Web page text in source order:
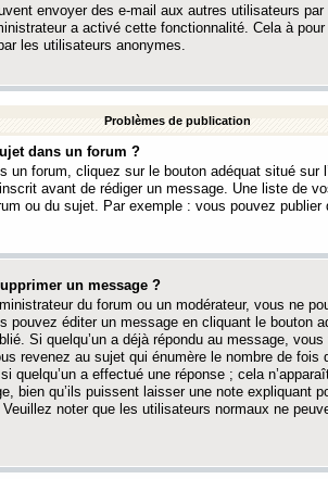
envoyer des e-mail aux autres utilisateurs par
a activé cette fonctionnalité. Cela à
les utilisateurs anonymes.
Problèmes de publication
dans un forum ?
un forum, cliquez sur le bouton adéquat situé sur
avant de rédiger un message. Une liste de
ou du sujet. Par exemple : vous pouvez
un message ?
du forum ou un modérateur, vous ne
pouvez éditer un message en cliquant le bouton
Si quelqu’un a déjà répondu au message,
revenez au sujet qui énumère le nombre de fois
quelqu’un a effectué une réponse ; cela
bien qu’ils puissent laisser une note expliquant
noter que les utilisateurs normaux ne